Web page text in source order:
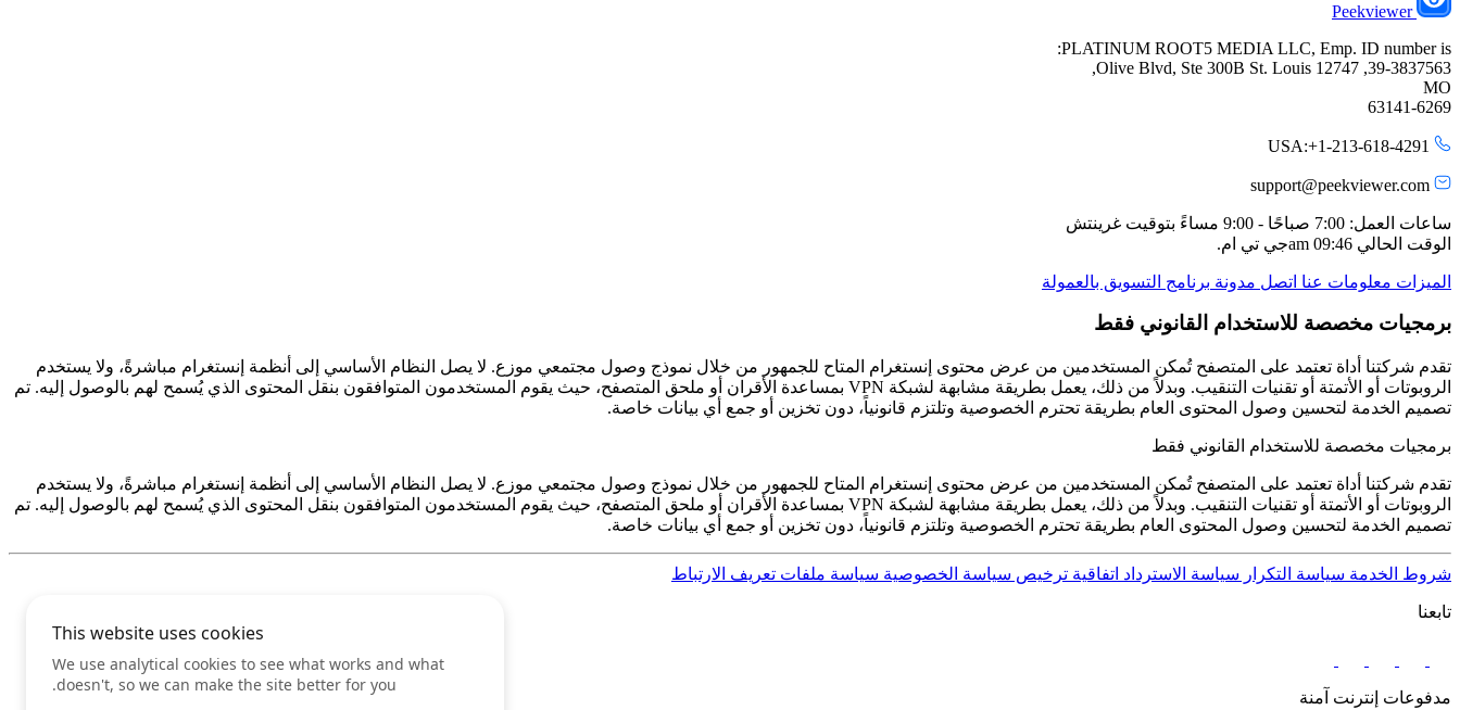
Peekviewer
PLATINUM ROOT5 MEDIA LLC, Emp. ID number is:
39-3837563, 12747 Olive Blvd, Ste 300B St. Louis,
MO
63141-6269
USA:+1-213-618-4291
support@peekviewer.com
ساعات العمل: 7:00 صباحًا - 9:00 مساءً بتوقيت غرينتش
الوقت الحالي 09:46 am جي تي ام.
الميزات معلومات عنا اتصل مدونة برنامج التسويق بالعمولة
برمجيات مخصصة للاستخدام القانوني فقط
تقدم شركتنا أداة تعتمد على المتصفح تُمكن المستخدمين من عرض محتوى إنستغرام المتاح للجمهور من خلال نموذج وصول مجتمعي موزع. لا يصل النظام الأساسي إلى أنظمة إنستغرام مباشرةً، ولا يستخدم
الروبوتات أو الأتمتة أو تقنيات التنقيب. وبدلاً من ذلك، يعمل بطريقة مشابهة لشبكة VPN بمساعدة الأقران أو ملحق المتصفح، حيث يقوم المستخدمون المتوافقون بنقل المحتوى الذي يُسمح لهم بالوصول إليه. تم
تصميم الخدمة لتحسين وصول المحتوى العام بطريقة تحترم الخصوصية وتلتزم قانونياً، دون تخزين أو جمع أي بيانات خاصة.
برمجيات مخصصة للاستخدام القانوني فقط
تقدم شركتنا أداة تعتمد على المتصفح تُمكن المستخدمين من عرض محتوى إنستغرام المتاح للجمهور من خلال نموذج وصول مجتمعي موزع. لا يصل النظام الأساسي إلى أنظمة إنستغرام مباشرةً، ولا يستخدم
الروبوتات أو الأتمتة أو تقنيات التنقيب. وبدلاً من ذلك، يعمل بطريقة مشابهة لشبكة VPN بمساعدة الأقران أو ملحق المتصفح، حيث يقوم المستخدمون المتوافقون بنقل المحتوى الذي يُسمح لهم بالوصول إليه. تم
تصميم الخدمة لتحسين وصول المحتوى العام بطريقة تحترم الخصوصية وتلتزم قانونياً، دون تخزين أو جمع أي بيانات خاصة.
شروط الخدمة سياسة التكرار سياسة الاسترداد اتفاقية ترخيص سياسة الخصوصية سياسة ملفات تعريف الارتباط
تابعنا
مدفوعات إنترنت آمنة